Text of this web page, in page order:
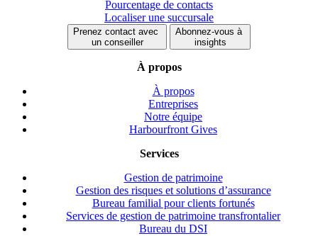
Pourcentage de contacts
Localiser une succursale
Prenez contact avec
un conseiller
Abonnez-vous à
insights
À propos
À propos
Entreprises
Notre équipe
Harbourfront Gives
Services
Gestion de patrimoine
Gestion des risques et solutions d’assurance
Bureau familial pour clients fortunés
Services de gestion de patrimoine transfrontalier
Bureau du DSI